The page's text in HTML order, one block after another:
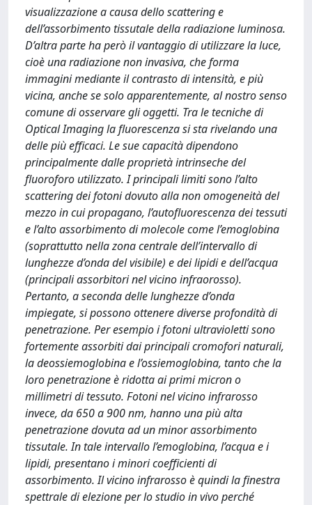
visualizzazione a causa dello scattering e
dell’assorbimento tissutale della radiazione luminosa.
D’altra parte ha però il vantaggio di utilizzare la luce,
cioè una radiazione non invasiva, che forma
immagini mediante il contrasto di intensità, e più
vicina, anche se solo apparentemente, al nostro senso
comune di osservare gli oggetti. Tra le tecniche di
Optical Imaging la fluorescenza si sta rivelando una
delle più efficaci. Le sue capacità dipendono
principalmente dalle proprietà intrinseche del
fluoroforo utilizzato. I principali limiti sono l’alto
scattering dei fotoni dovuto alla non omogeneità del
mezzo in cui propagano, l’autofluorescenza dei tessuti
e l’alto assorbimento di molecole come l’emoglobina
(soprattutto nella zona centrale dell’intervallo di
lunghezze d’onda del visibile) e dei lipidi e dell’acqua
(principali assorbitori nel vicino infraorosso).
Pertanto, a seconda delle lunghezze d’onda
impiegate, si possono ottenere diverse profondità di
penetrazione. Per esempio i fotoni ultravioletti sono
fortemente assorbiti dai principali cromofori naturali,
la deossiemoglobina e l’ossiemoglobina, tanto che la
loro penetrazione è ridotta ai primi micron o
millimetri di tessuto. Fotoni nel vicino infrarosso
invece, da 650 a 900 nm, hanno una più alta
penetrazione dovuta ad un minor assorbimento
tissutale. In tale intervallo l’emoglobina, l’acqua e i
lipidi, presentano i minori coefficienti di
assorbimento. Il vicino infrarosso è quindi la finestra
spettrale di elezione per lo studio in vivo perché